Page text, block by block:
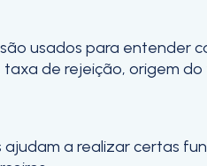
usados para entender
taxa de rejeição, origem
ajudam a realizar certas